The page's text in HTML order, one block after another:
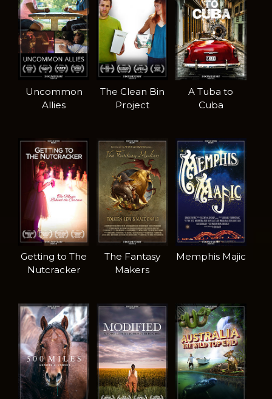
Uncommon
Allies
The Clean Bin
Project
A Tuba to
Cuba
Getting to The
Nutcracker
The Fantasy
Makers
Memphis Majic